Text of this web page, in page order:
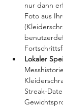
nur dann
Foto aus
Lokaler
Streak-